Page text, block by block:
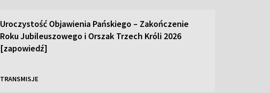
Uroczystość Objawienia Pańskiego – Zakończenie
Roku Jubileuszowego i Orszak Trzech Króli 2026
[zapowiedź]
TRANSMISJE